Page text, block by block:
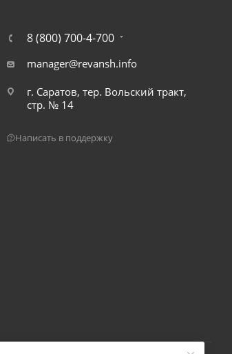
8 (800) 700-4-700
manager@revansh.info
г. Саратов, тер. Вольский тракт,
стр. № 14
Написать в поддержку